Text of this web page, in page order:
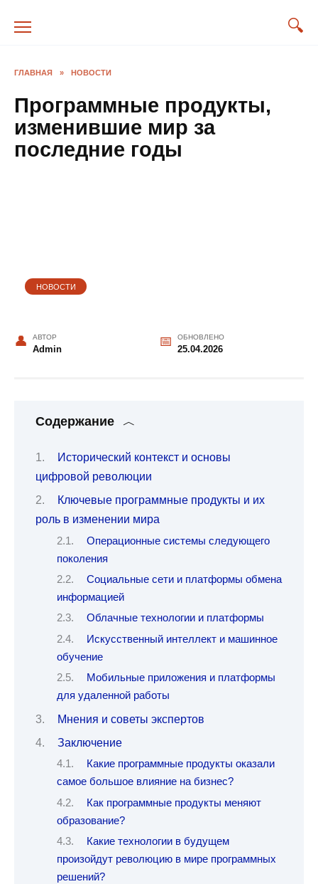
ГЛАВНАЯ » НОВОСТИ
Программные продукты,
изменившие мир за
последние годы
НОВОСТИ
АВТОР
Admin
ОБНОВЛЕНО
25.04.2026
Содержание
Исторический контекст и основы
цифровой революции
Ключевые программные продукты и их
роль в изменении мира
Операционные системы следующего
поколения
Социальные сети и платформы обмена
информацией
Облачные технологии и платформы
Искусственный интеллект и машинное
обучение
Мобильные приложения и платформы
для удаленной работы
Мнения и советы экспертов
Заключение
Какие программные продукты оказали
самое большое влияние на бизнес?
Как программные продукты меняют
образование?
Какие технологии в будущем
произойдут революцию в мире программных
решений?